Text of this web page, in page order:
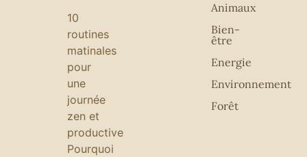
10
routines
matinales
pour
une
journée
zen et
productive
Pourquoi
Animaux
Bien-
être
Energie
Environnement
Forêt